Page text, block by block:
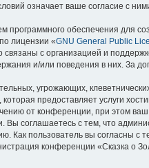
означает ваше согласие с
обеспечения для
лицензии «GNU General Public
связаны с организацией и
и/или поведения в них. За
угрожающих,
предоставляет услуги
от конференции, при этом
Вы соглашаетесь с тем, что
Как пользователь вы согласны
конференции «Сказка о